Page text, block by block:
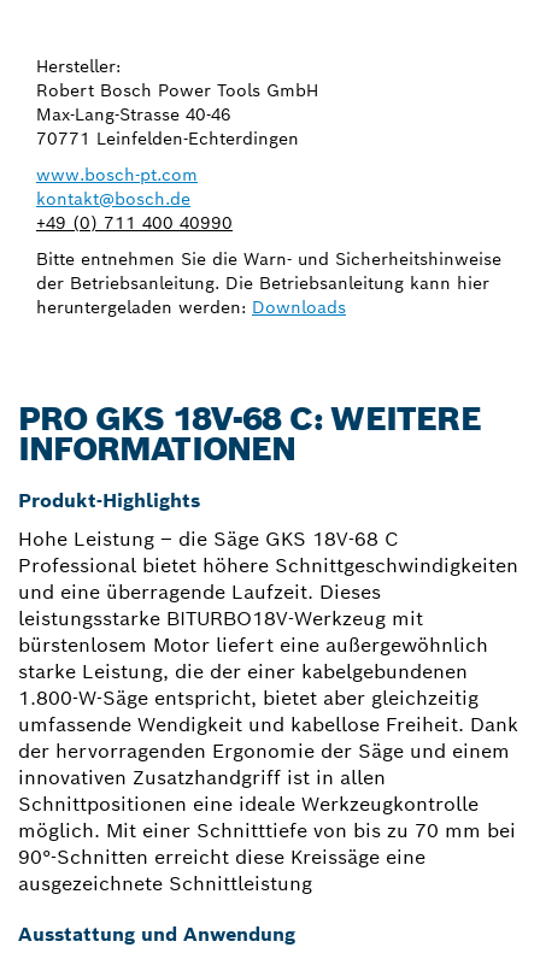
Hersteller:
Robert Bosch Power Tools GmbH
Max-Lang-Strasse 40-46
70771 Leinfelden-Echterdingen
www.bosch-pt.com
kontakt@bosch.de
+49 (0) 711 400 40990
Bitte entnehmen Sie die Warn- und Sicherheitshinweise
der Betriebsanleitung. Die Betriebsanleitung kann hier
heruntergeladen werden: Downloads
PRO GKS 18V-68 C: WEITERE
INFORMATIONEN
Produkt-Highlights
Hohe Leistung – die Säge GKS 18V-68 C
Professional bietet höhere Schnittgeschwindigkeiten
und eine überragende Laufzeit. Dieses
leistungsstarke BITURBO18V-Werkzeug mit
bürstenlosem Motor liefert eine außergewöhnlich
starke Leistung, die der einer kabelgebundenen
1.800-W-Säge entspricht, bietet aber gleichzeitig
umfassende Wendigkeit und kabellose Freiheit. Dank
der hervorragenden Ergonomie der Säge und einem
innovativen Zusatzhandgriff ist in allen
Schnittpositionen eine ideale Werkzeugkontrolle
möglich. Mit einer Schnitttiefe von bis zu 70 mm bei
90°-Schnitten erreicht diese Kreissäge eine
ausgezeichnete Schnittleistung
Ausstattung und Anwendung